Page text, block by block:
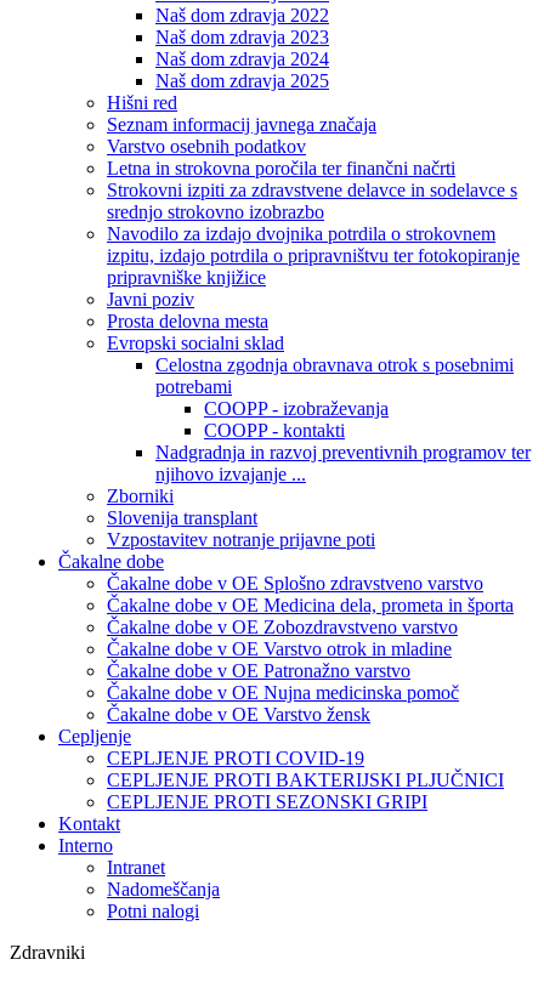
Naš dom zdravja 2022
Naš dom zdravja 2023
Naš dom zdravja 2024
Naš dom zdravja 2025
Hišni red
Seznam informacij javnega značaja
Varstvo osebnih podatkov
Letna in strokovna poročila ter finančni načrti
Strokovni izpiti za zdravstvene delavce in sodelavce s
srednjo strokovno izobrazbo
Navodilo za izdajo dvojnika potrdila o strokovnem
izpitu, izdajo potrdila o pripravništvu ter fotokopiranje
pripravniške knjižice
Javni poziv
Prosta delovna mesta
Evropski socialni sklad
Celostna zgodnja obravnava otrok s posebnimi
potrebami
COOPP - izobraževanja
COOPP - kontakti
Nadgradnja in razvoj preventivnih programov ter
njihovo izvajanje ...
Zborniki
Slovenija transplant
Vzpostavitev notranje prijavne poti
Čakalne dobe
Čakalne dobe v OE Splošno zdravstveno varstvo
Čakalne dobe v OE Medicina dela, prometa in športa
Čakalne dobe v OE Zobozdravstveno varstvo
Čakalne dobe v OE Varstvo otrok in mladine
Čakalne dobe v OE Patronažno varstvo
Čakalne dobe v OE Nujna medicinska pomoč
Čakalne dobe v OE Varstvo žensk
Cepljenje
CEPLJENJE PROTI COVID-19
CEPLJENJE PROTI BAKTERIJSKI PLJUČNICI
CEPLJENJE PROTI SEZONSKI GRIPI
Kontakt
Interno
Intranet
Nadomeščanja
Potni nalogi
Zdravniki